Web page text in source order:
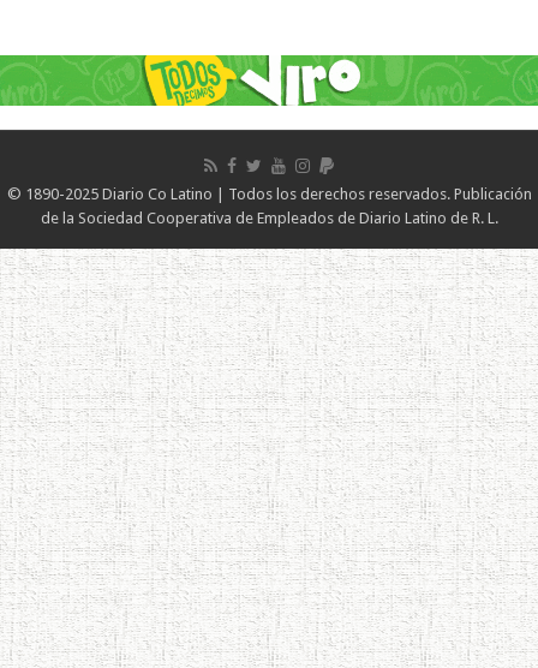
© 1890-2025 Diario Co Latino | Todos los derechos reservados. Publicación
de la Sociedad Cooperativa de Empleados de Diario Latino de R. L.